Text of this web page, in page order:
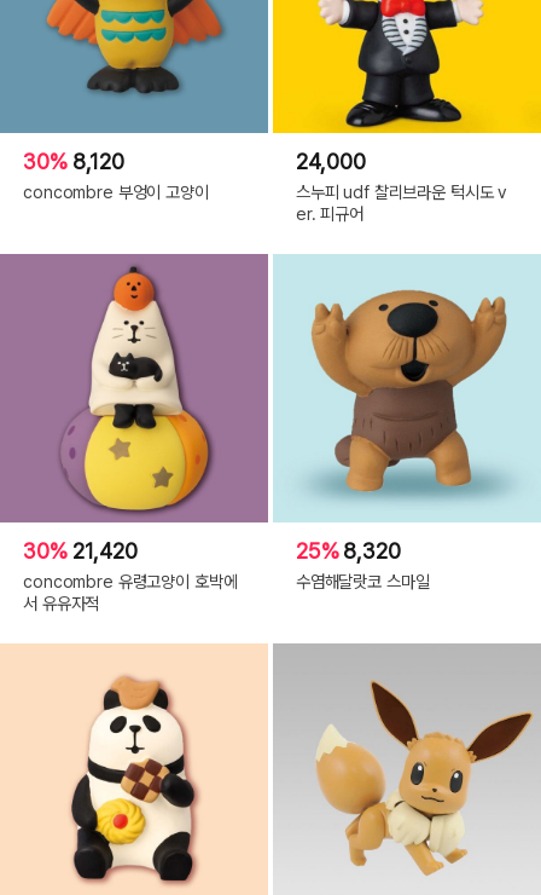
30% 8,120
concombre 부엉이 고양이
24,000
스누피 udf 찰리브라운 턱시도 v
er. 피규어
30% 21,420
concombre 유령고양이 호박에
서 유유자적
25%8,320
수염해달랏코 스마일